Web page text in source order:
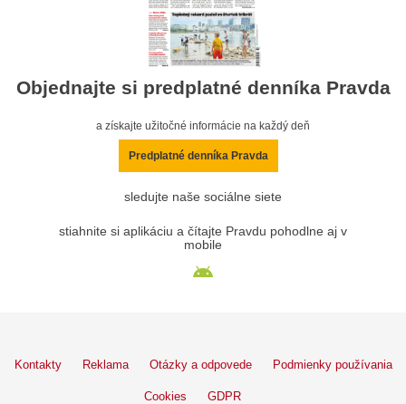
Objednajte si predplatné denníka Pravda
a získajte užitočné informácie na každý deň
Predplatné denníka Pravda
sledujte naše sociálne siete
stiahnite si aplikáciu a čítajte Pravdu pohodlne aj v
mobile
Kontakty Reklama Otázky a odpovede Podmienky používania
Cookies GDPR